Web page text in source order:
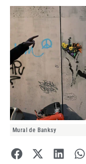
Mural de Banksy